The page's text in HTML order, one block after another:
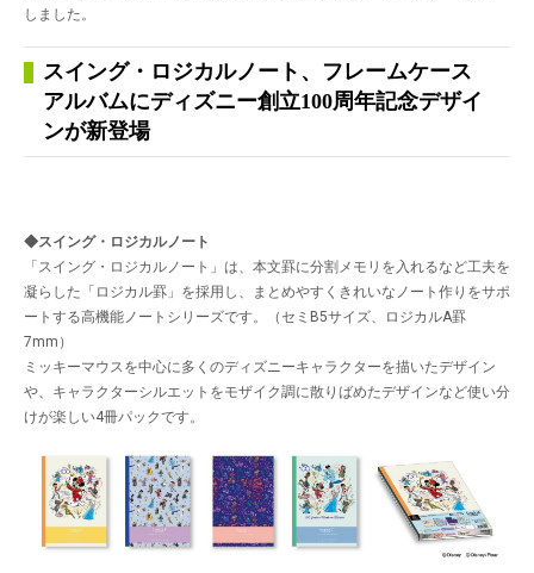
しました。
スイング・ロジカルノート、フレームケース
アルバムにディズニー創立100周年記念デザイ
ンが新登場
◆スイング・ロジカルノート
「スイング・ロジカルノート」は、本文罫に分割メモリを入れるなど工夫を
凝らした「ロジカル罫」を採用し、まとめやすくきれいなノート作りをサポ
ートする高機能ノートシリーズです。（セミB5サイズ、ロジカルA罫
7mm）
ミッキーマウスを中心に多くのディズニーキャラクターを描いたデザイン
や、キャラクターシルエットをモザイク調に散りばめたデザインなど使い分
けが楽しい4冊パックです。